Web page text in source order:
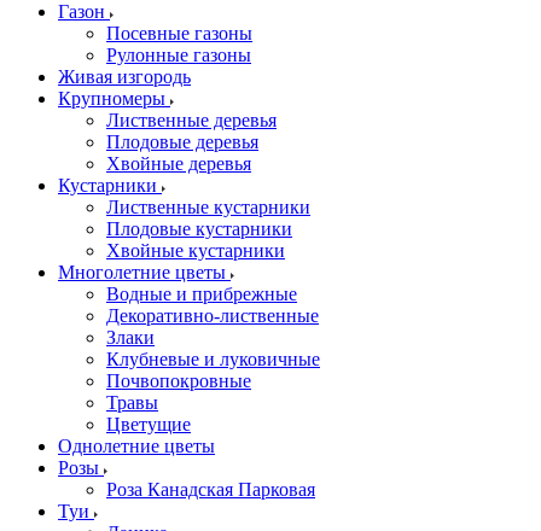
Газон
Посевные газоны
Рулонные газоны
Живая изгородь
Крупномеры
Лиственные деревья
Плодовые деревья
Хвойные деревья
Кустарники
Лиственные кустарники
Плодовые кустарники
Хвойные кустарники
Многолетние цветы
Водные и прибрежные
Декоративно-лиственные
Злаки
Клубневые и луковичные
Почвопокровные
Травы
Цветущие
Однолетние цветы
Розы
Роза Канадская Парковая
Туи